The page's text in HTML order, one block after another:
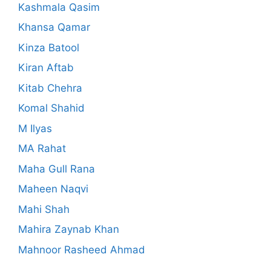
Kashmala Qasim
Khansa Qamar
Kinza Batool
Kiran Aftab
Kitab Chehra
Komal Shahid
M Ilyas
MA Rahat
Maha Gull Rana
Maheen Naqvi
Mahi Shah
Mahira Zaynab Khan
Mahnoor Rasheed Ahmad